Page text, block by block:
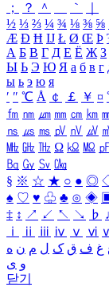
；
？ ＾ ｀
½ ⅓ ⅔ ¼ ¾ ⅛ ⅜ ⅝
Æ Ð Ħ Ĳ Ł Ø Œ Þ
А Б В Г Д Е Ё Ж З
Ы Ь Э Ю Я а б в г
ы ь э ю я
′ ″ ℃ Å ￠ ￡ ￥ ¤
㎙ ㎚ ㎛ ㎜ ㎝ ㎞
㎱ ㎲ ㎳ ㎴ ㎵ ㎶
㎒ ㎓ ㎔ Ω ㏀ ㏁ ㎊
㏃ ㏉ ㏜ ㏆
§ ※ ☆ ★ ○ ● ◎
♠ ♡ ♥ ♧ ♣ ⊙ ◈
‡ ↕ ↗ ↙ ↖ ↘ ♭
ⅰ
ⅱ ⅲ ⅳ ⅴ ⅵ
غ ف ق ک ل م ن ه
و ی
닫기